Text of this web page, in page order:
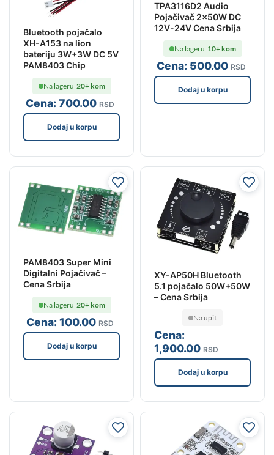
Bluetooth pojačalo
XH-A153 na lion
bateriju 3W+3W DC 5V
PAM8403 Chip
Cena:700.00 RSD
Na lageru 20+ kom
Dodaj u korpu
TPA3116D2 Audio
Pojačivač 2x50W DC
12V-24V Cena Srbija
Cena: 500.00 RSD
Na lageru 10+ kom
Dodaj u korpu
PAM8403 Super Mini
Digitalni Pojačivač –
Cena Srbija
Cena:100.00 RSD
Na lageru 20+ kom
Dodaj u korpu
XY-AP50H Bluetooth
5.1 pojačalo 50W+50W
– Cena Srbija
Cena:
1,900.00 RSD
Na upit
Dodaj u korpu